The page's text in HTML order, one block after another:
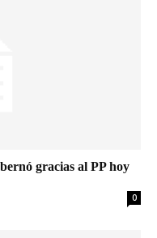
gracias al PP hoy
0